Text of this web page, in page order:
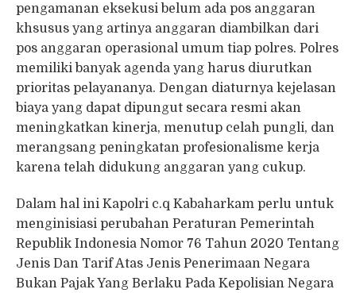
pengamanan eksekusi belum ada pos anggaran
khsusus yang artinya anggaran diambilkan dari
pos anggaran operasional umum tiap polres. Polres
memiliki banyak agenda yang harus diurutkan
prioritas pelayananya. Dengan diaturnya kejelasan
biaya yang dapat dipungut secara resmi akan
meningkatkan kinerja, menutup celah pungli, dan
merangsang peningkatan profesionalisme kerja
karena telah didukung anggaran yang cukup.
Dalam hal ini Kapolri c.q Kabaharkam perlu untuk
menginisiasi perubahan Peraturan Pemerintah
Republik Indonesia Nomor 76 Tahun 2020 Tentang
Jenis Dan Tarif Atas Jenis Penerimaan Negara
Bukan Pajak Yang Berlaku Pada Kepolisian Negara